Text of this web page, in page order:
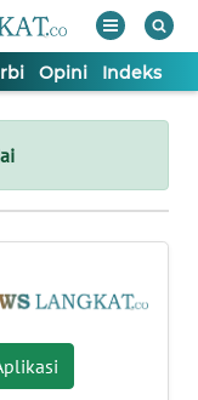
Opini Indeks